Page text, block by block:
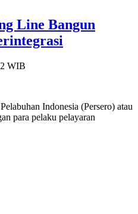
Line Bangun
WIB
Indonesia (Persero) atau
para pelaku pelayaran